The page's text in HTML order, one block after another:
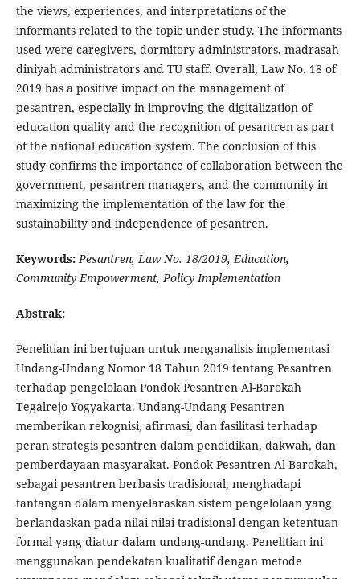
the views, experiences, and interpretations of the
informants related to the topic under study. The informants
used were caregivers, dormitory administrators, madrasah
diniyah administrators and TU staff. Overall, Law No. 18 of
2019 has a positive impact on the management of
pesantren, especially in improving the digitalization of
education quality and the recognition of pesantren as part
of the national education system. The conclusion of this
study confirms the importance of collaboration between the
government, pesantren managers, and the community in
maximizing the implementation of the law for the
sustainability and independence of pesantren.
Keywords: Pesantren, Law No. 18/2019, Education,
Community Empowerment, Policy Implementation
Abstrak:
Penelitian ini bertujuan untuk menganalisis implementasi
Undang-Undang Nomor 18 Tahun 2019 tentang Pesantren
terhadap pengelolaan Pondok Pesantren Al-Barokah
Tegalrejo Yogyakarta. Undang-Undang Pesantren
memberikan rekognisi, afirmasi, dan fasilitasi terhadap
peran strategis pesantren dalam pendidikan, dakwah, dan
pemberdayaan masyarakat. Pondok Pesantren Al-Barokah,
sebagai pesantren berbasis tradisional, menghadapi
tantangan dalam menyelaraskan sistem pengelolaan yang
berlandaskan pada nilai-nilai tradisional dengan ketentuan
formal yang diatur dalam undang-undang. Penelitian ini
menggunakan pendekatan kualitatif dengan metode